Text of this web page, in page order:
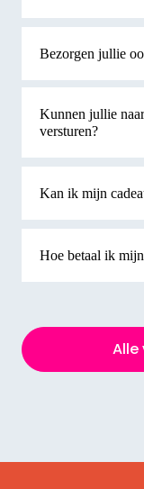
Bezorgen jullie
Kunnen jullie
versturen?
Kan ik mijn
Hoe betaal ik
Alle